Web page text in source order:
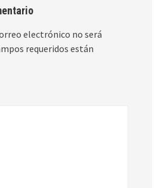
electrónico no será
requeridos están